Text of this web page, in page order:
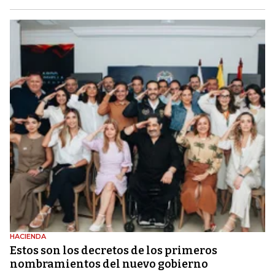
HACIENDA
Estos son los decretos de los primeros
nombramientos del nuevo gobierno